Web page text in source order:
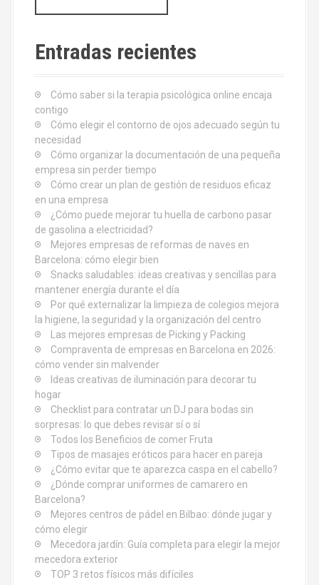
s
a
rEntradas recientes
Cómo saber si la terapia psicológica online encaja
contigo
Cómo elegir el contorno de ojos adecuado según tu
necesidad
Cómo organizar la documentación de una pequeña
empresa sin perder tiempo
Cómo crear un plan de gestión de residuos eficaz
en una empresa
¿Cómo puede mejorar tu huella de carbono pasar
de gasolina a electricidad?
Mejores empresas de reformas de naves en
Barcelona: cómo elegir bien
Snacks saludables: ideas creativas y sencillas para
mantener energía durante el día
Por qué externalizar la limpieza de colegios mejora
la higiene, la seguridad y la organización del centro
Las mejores empresas de Picking y Packing
Compraventa de empresas en Barcelona en 2026:
cómo vender sin malvender
Ideas creativas de iluminación para decorar tu
hogar
Checklist para contratar un DJ para bodas sin
sorpresas: lo que debes revisar sí o sí
Todos los Beneficios de comer Fruta
Tipos de masajes eróticos para hacer en pareja
¿Cómo evitar que te aparezca caspa en el cabello?
¿Dónde comprar uniformes de camarero en
Barcelona?
Mejores centros de pádel en Bilbao: dónde jugar y
cómo elegir
Mecedora jardín: Guía completa para elegir la mejor
mecedora exterior
TOP 3 retos físicos más difíciles